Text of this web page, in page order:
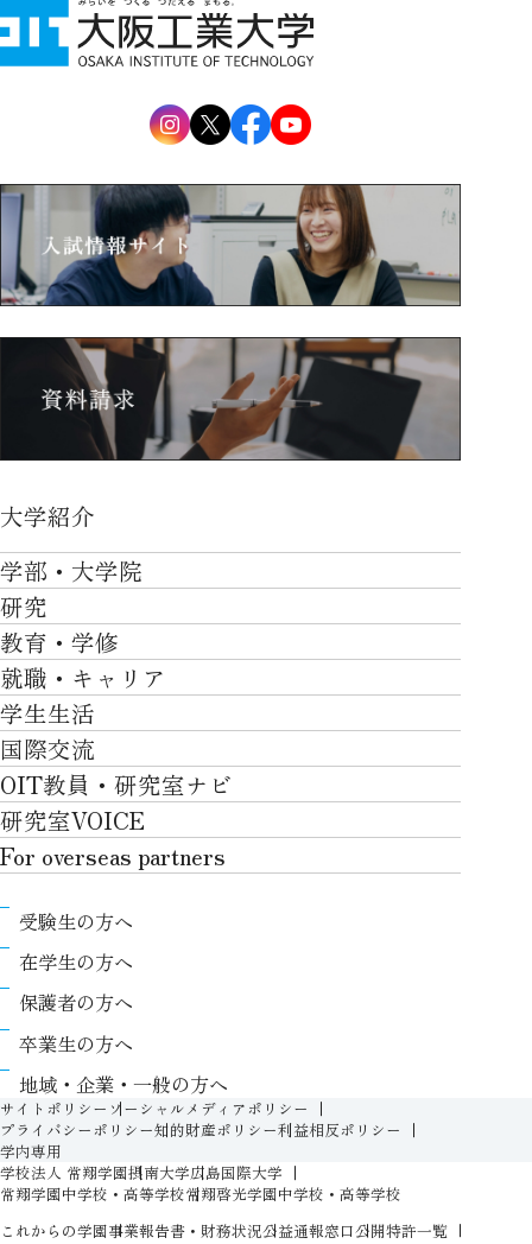
大学紹介
大学紹介TOP
OVER THE LIMIT
大学について
施設一覧
社会・地域・高大連携
川上村での取り組み
アクセス
ポリシー/コンプライアンス
卒業生VOICE
学部・大学院
学部・大学院TOP
工学部
ロボティクス＆デザイン工学部
情報科学部
知的財産学部
工学研究科
ロボティクス＆デザイン工学研究科
知的財産専門職大学院
研究
研究TOP
研究について
産官学連携
教育・学修
教育・学修TOP
卒業時質保証を担う独自の教育システム
自律学修
学習支援
リカレント教育プログラム
高大接続
教職課程
教育センター
履修、授業、試験について
シラバス
FD活動
教務事項に関するQ&A
入学準備プログラム
新入生特設ページ
オープン教育リソース（OIT OER）
就職・キャリア
就職・キャリアTOP
就職サポート
キャリア形成
インターンシップ
学生生活
学生生活TOP
キャンパスライフ
課外活動
学費
奨学金
生活支援
情報センター
証明書発行について（在学生向け）
保健室
学生生活に関する相談窓口
学生相談室
障がいのある学生への支援（合理的配慮）
人権侵害防止への取り組み
国際交流
国際交流TOP
グローバルな人材育成
国際交流プログラムについて
国際交流プログラムのサポート体制等
キャンパス内での国際交流
国際交流センター
For foreigners
OIT教員・研究室ナビ
研究室VOICE
For overseas partners
About
Research
International (Exchange students / Overseas
partners)
Contact
受験生の方へ
在学生の方へ
保護者の方へ
卒業生の方へ
地域・企業・一般の方へ
サイトポリシー ソーシャルメディアポリシー
プライバシーポリシー知的財産ポリシー利益相反ポリシー
学内専用
学校法人 常翔学園摂南大学広島国際大学
常翔学園中学校・高等学校常翔啓光学園中学校・高等学校
これからの学園事業報告書・財務状況公益通報窓口公開特許一覧